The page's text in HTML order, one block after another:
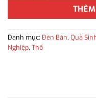
Danh mục: Đèn Bàn, Quà
Nghiệp, Thổ